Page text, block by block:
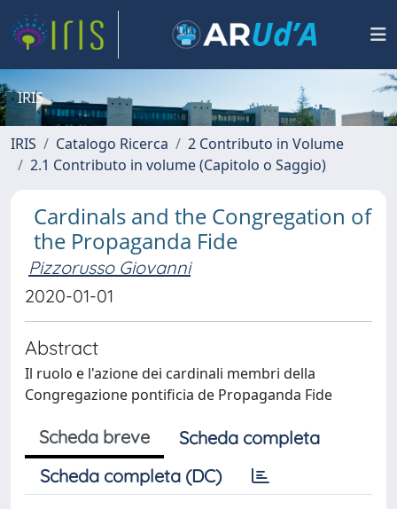
IRIS
IRIS Catalogo Ricerca
2 Contributo in Volume
2.1 Contributo in volume (Capitolo o Saggio)
Cardinals and the Congregation of
the Propaganda Fide
Pizzorusso Giovanni
2020-01-01
Abstract
Il ruolo e l'azione dei cardinali membri della
Congregazione pontificia de Propaganda Fide
Scheda breve
Scheda completa
Scheda completa (DC)